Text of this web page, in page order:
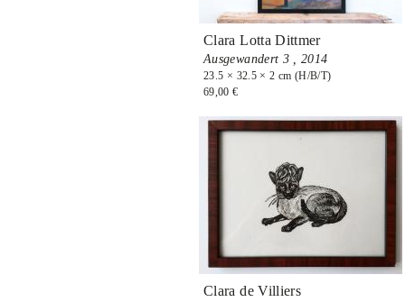
Clara Lotta Dittmer
Ausgewandert 3 ,2014
23.5 × 32.5 × 2 cm (H/B/T)
69,00 €
Clara de Villiers